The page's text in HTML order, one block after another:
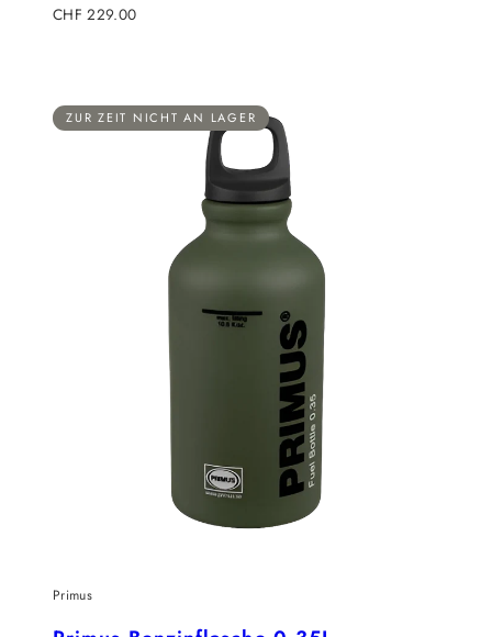
Regulärer
CHF 229.00
ZUR ZEIT NICHT AN LAGER
Primus